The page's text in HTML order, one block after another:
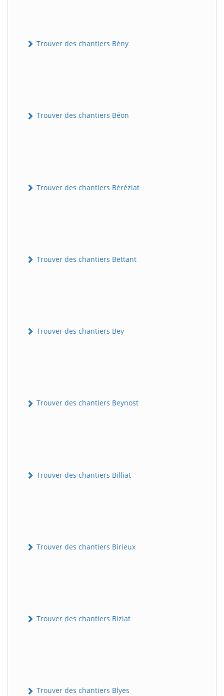
Trouver des chantiers Bény
Trouver des chantiers Béon
Trouver des chantiers Béréziat
Trouver des chantiers Bettant
Trouver des chantiers Bey
Trouver des chantiers Beynost
Trouver des chantiers Billiat
Trouver des chantiers Birieux
Trouver des chantiers Biziat
Trouver des chantiers Blyes